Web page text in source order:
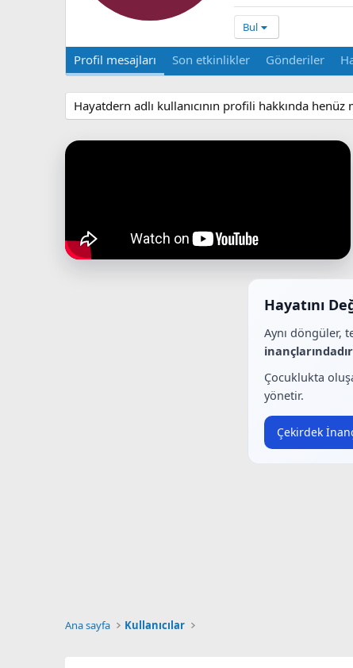
Bul
Profil mesajları Son etkinlikler Gönderiler
Hayatdern adlı kullanıcının profili hakkında henüz
Hayatını
Aynı döngüler,
inançlarındadır
Çocuklukta
yönetir.
Çekirdek
Ana sayfa Kullanıcılar